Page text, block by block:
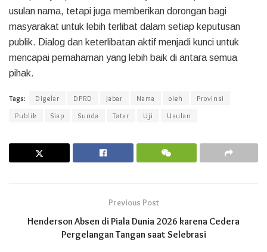
usulan nama, tetapi juga memberikan dorongan bagi
masyarakat untuk lebih terlibat dalam setiap keputusan
publik. Dialog dan keterlibatan aktif menjadi kunci untuk
mencapai pemahaman yang lebih baik di antara semua
pihak.
Tags: Digelar DPRD Jabar Nama oleh
Provinsi
Publik
Siap Sunda Tatar Uji Usulan
Previous Post
Henderson Absen di Piala Dunia 2026 karena Cedera
Pergelangan Tangan saat Selebrasi